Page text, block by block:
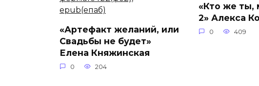
«Артефакт желаний, или
Свадьбы не будет»
Елена Княжинская
0 204
«Кто же ты,
2» Алекса
0 409